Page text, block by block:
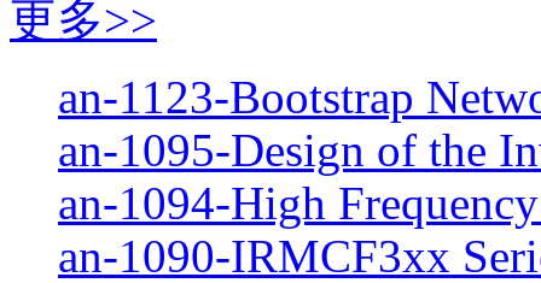
更多>>
an-1123-Bootstrap
an-1095-Design of the
an-1094-High
an-1090-IRMCF3xx